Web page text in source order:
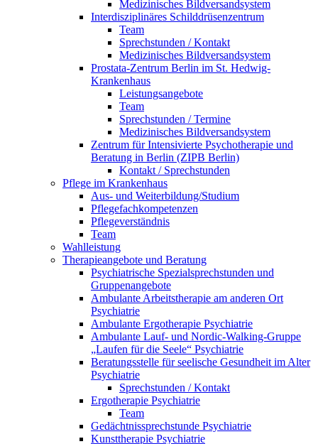
Medizinisches Bildversandsystem
Interdisziplinäres Schilddrüsenzentrum
Team
Sprechstunden / Kontakt
Medizinisches Bildversandsystem
Prostata-Zentrum Berlin im St. Hedwig-
Krankenhaus
Leistungsangebote
Team
Sprechstunden / Termine
Medizinisches Bildversandsystem
Zentrum für Intensivierte Psychotherapie und
Beratung in Berlin (ZIPB Berlin)
Kontakt / Sprechstunden
Pflege im Krankenhaus
Aus- und Weiterbildung/Studium
Pflegefachkompetenzen
Pflegeverständnis
Team
Wahlleistung
Therapieangebote und Beratung
Psychiatrische Spezialsprechstunden und
Gruppenangebote
Ambulante Arbeitstherapie am anderen Ort
Psychiatrie
Ambulante Ergotherapie Psychiatrie
Ambulante Lauf- und Nordic-Walking-Gruppe
„Laufen für die Seele“ Psychiatrie
Beratungsstelle für seelische Gesundheit im Alter
Psychiatrie
Sprechstunden / Kontakt
Ergotherapie Psychiatrie
Team
Gedächtnissprechstunde Psychiatrie
Kunsttherapie Psychiatrie